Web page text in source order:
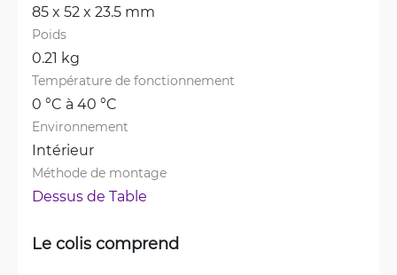
85 x 52 x 23.5 mm
Poids
0.21 kg
Température de fonctionnement
0 °C à 40 °C
Environnement
Intérieur
Méthode de montage
Dessus de Table
Le colis comprend